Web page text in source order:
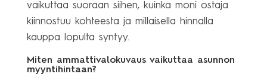
vaikuttaa suoraan siihen, kuinka moni ostaja
kiinnostuu kohteesta ja millaisella hinnalla
kauppa lopulta syntyy.
Miten ammattivalokuvaus vaikuttaa asunnon
myyntihintaan?